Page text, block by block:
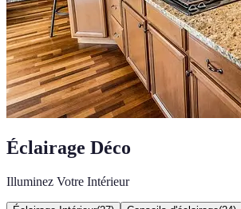
Éclairage Déco
Illuminez Votre Intérieur